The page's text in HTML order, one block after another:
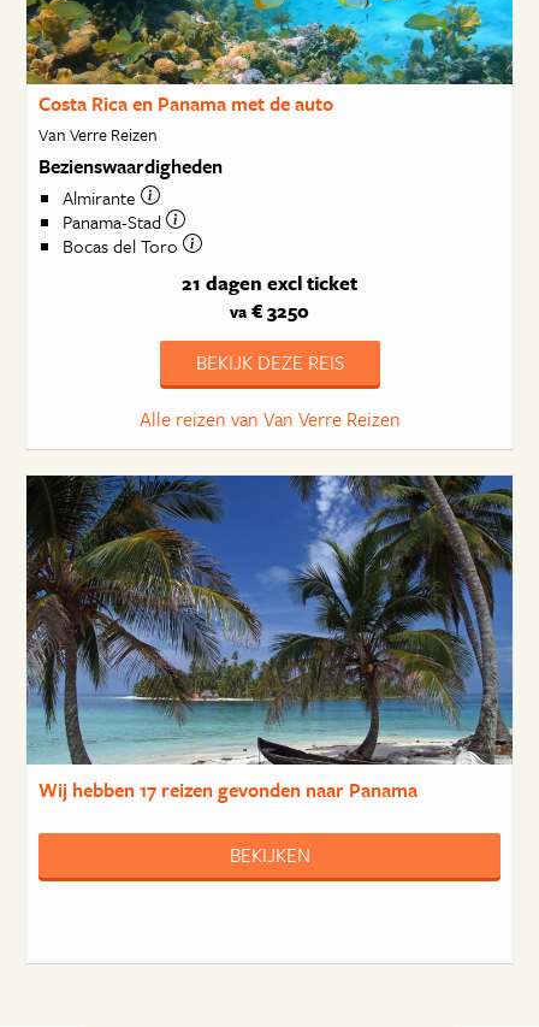
Costa Rica en Panama met de auto
Van Verre Reizen
Bezienswaardigheden
Almirante
Panama-Stad
Bocas del Toro
21 dagen excl ticket
va € 3250
BEKIJK DEZE REIS
Alle reizen van Van Verre Reizen
Wij hebben17 reizengevonden naar Panama
BEKIJKEN